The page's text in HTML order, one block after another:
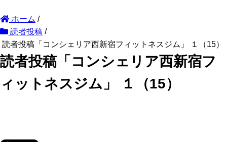
ホーム /
読者投稿 /
読者投稿「コンシェリア西新宿フィットネスジム」 １（15）
読者投稿「コンシェリア西新宿フ
ィットネスジム」 １（15）